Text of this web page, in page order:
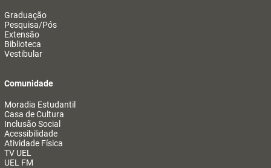
Graduação
Pesquisa/Pós
Extensão
Biblioteca
Vestibular
Comunidade
Moradia Estudantil
Casa de Cultura
Inclusão Social
Acessibilidade
Atividade Física
TV UEL
UEL FM